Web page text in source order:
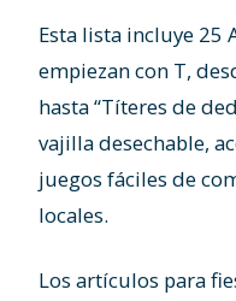
Esta lista incluye 25
empiezan con T,
hasta “Títeres de
vajilla desechable,
juegos fáciles de
locales.
Los artículos para